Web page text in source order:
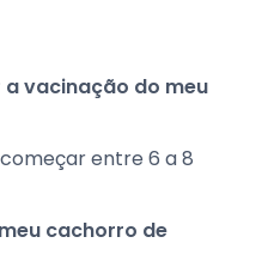
vacinação do meu
entre 6 a 8
cachorro de